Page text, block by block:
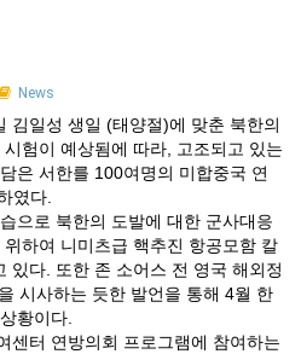
News
김일성 생일 (태양절)에 맞춘 북한의
험이 예상됨에 따라, 고조되고 있는
은 서한를 100여명의 미합중국 연
였다.
으로 북한의 도발에 대한 군사대응
하여 니미츠급 핵추진 항공모함 칼
있다. 또한 존 소어스 전 영국 해외정
시사하는 듯한 발언을 통해 4월 한
황이다.
센터 연방의회 프로그램에 참여하는